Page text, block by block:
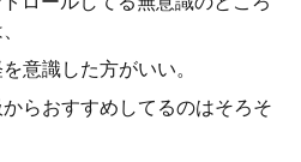
意識した方がいい。
らおすすめしてるのはそろそ